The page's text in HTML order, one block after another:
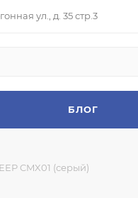
ул., д. 35 стр.3
БЛОГ
CMX01 (серый)